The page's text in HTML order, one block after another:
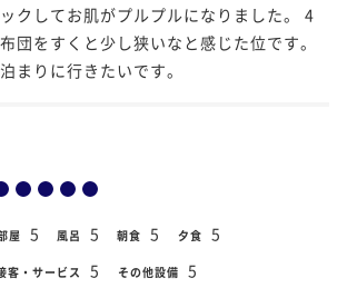
クしてお肌がプルプルになりました。 4
団をすくと少し狭いなと感じた位です。
まりに行きたいです。
屋 5 風呂 5 朝食 5 夕食 5
客・サービス 5 その他設備 5